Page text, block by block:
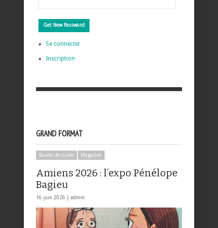
Se connecter
Inscription
GRAND FORMAT
Bande dessinée Magazine
Amiens 2026 : l’expo Pénélope
Bagieu
16 juin 2026 | admin